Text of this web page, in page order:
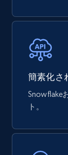
Tags, Final
eCommerce
747+
Review
簡素化さ
Snowflake
ト。